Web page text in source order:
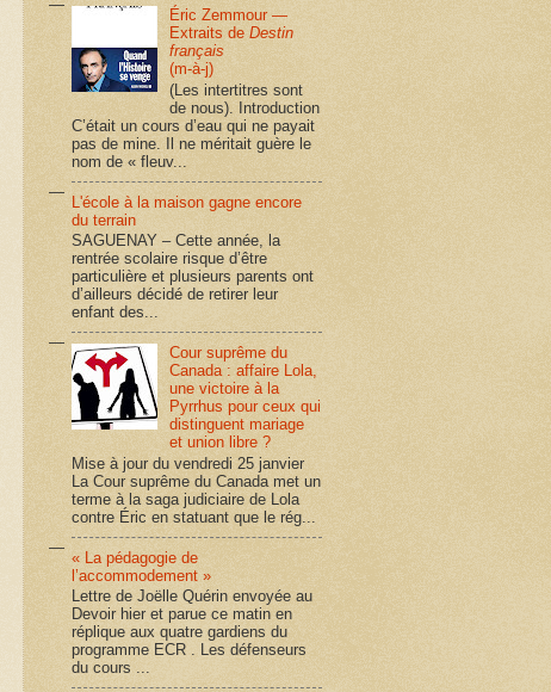
Éric Zemmour —
Extraits deDestin
français
(m-à-j)
(Les intertitres sont
de nous). Introduction
C’était un cours d’eau qui ne payait
pas de mine. Il ne méritait guère le
nom de « fleuv...
L'école à la maison gagne encore
du terrain
SAGUENAY – Cette année, la
rentrée scolaire risque d’être
particulière et plusieurs parents ont
d’ailleurs décidé de retirer leur
enfant des...
Cour suprême du
Canada : affaire Lola,
une victoire à la
Pyrrhus pour ceux qui
distinguent mariage
et union libre ?
Mise à jour du vendredi 25 janvier
La Cour suprême du Canada met un
terme à la saga judiciaire de Lola
contre Éric en statuant que le rég...
« La pédagogie de
l’accommodement »
Lettre de Joëlle Quérin envoyée au
Devoir hier et parue ce matin en
réplique aux quatre gardiens du
programme ECR . Les défenseurs
du cours ...